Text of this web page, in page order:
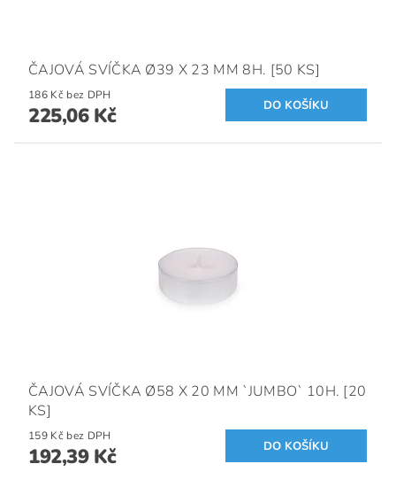
ČAJOVÁ SVÍČKA Ø39 X 23 MM 8H. [50 KS]
186 Kč bez DPH
225,06 Kč
ČAJOVÁ SVÍČKA Ø58 X 20 MM `JUMBO` 10H. [20
KS]
159 Kč bez DPH
192,39 Kč